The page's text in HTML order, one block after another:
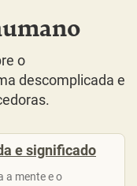
o
descomplicada e
e significado
a mente e o